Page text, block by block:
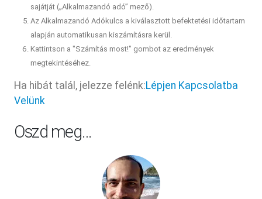
sajátját („Alkalmazandó adó” mező).
Az Alkalmazandó Adókulcs a kiválasztott befektetési időtartam
alapján automatikusan kiszámításra kerül.
Kattintson a "Számítás most!" gombot az eredmények
megtekintéséhez.
Ha hibát talál, jelezze felénk:Lépjen Kapcsolatba
Velünk
Oszd meg…